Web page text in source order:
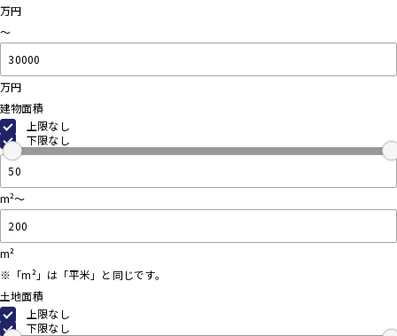
万円
～
万円
建物面積
上限なし
下限なし
m²～
m²
※「m²」は「平米」と同じです。
土地面積
上限なし
下限なし